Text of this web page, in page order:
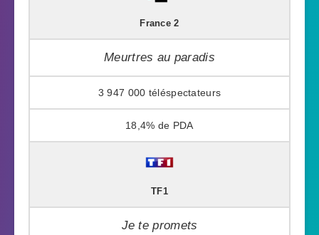
France 2
Meurtres au paradis
3 947 000
18,4%
TF1
Je te promets